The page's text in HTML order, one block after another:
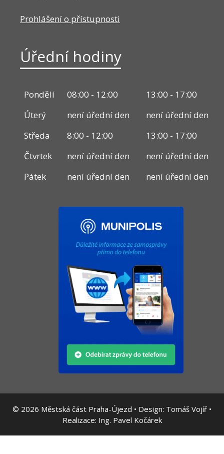
Prohlášení o přístupnosti
Úřední hodiny
Pondělí 08:00 - 12:00
13:00 - 17:00
Úterý
není úřední den
není úřední den
Středa
8:00 - 12:00
13:00 - 17:00
Čtvrtek
není úřední den
není úřední den
Pátek
není úřední den není úřední den
© 2026 Městská část Praha-Újezd • Design: Tomáš Vojíř •
Realizace: Ing. Pavel Kočárek